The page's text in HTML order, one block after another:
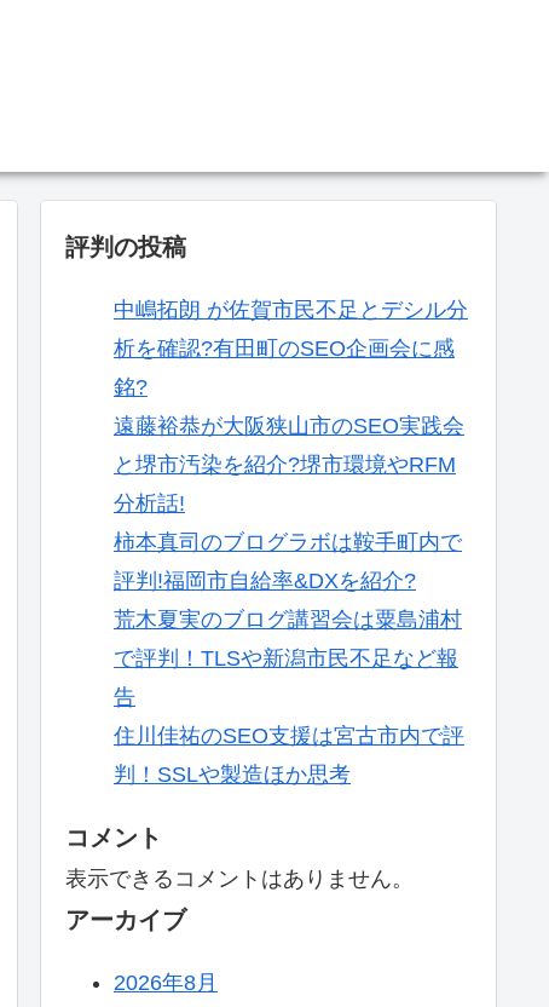
評判の投稿
中嶋拓朗 が佐賀市民不足とデシル分
析を確認?有田町のSEO企画会に感
銘?
遠藤裕恭が大阪狭山市のSEO実践会
と堺市汚染を紹介?堺市環境やRFM
分析話!
柿本真司のブログラボは鞍手町内で
評判!福岡市自給率&DXを紹介?
荒木夏実のブログ講習会は粟島浦村
で評判！TLSや新潟市民不足など報
告
住川佳祐のSEO支援は宮古市内で評
判！SSLや製造ほか思考
コメント
表示できるコメントはありません。
アーカイブ
2026年8月